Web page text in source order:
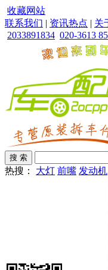
收藏网站
联系我们 | 资讯热点 | 关
2033891834 020-3613
热搜： 大灯 前嘴 发动机